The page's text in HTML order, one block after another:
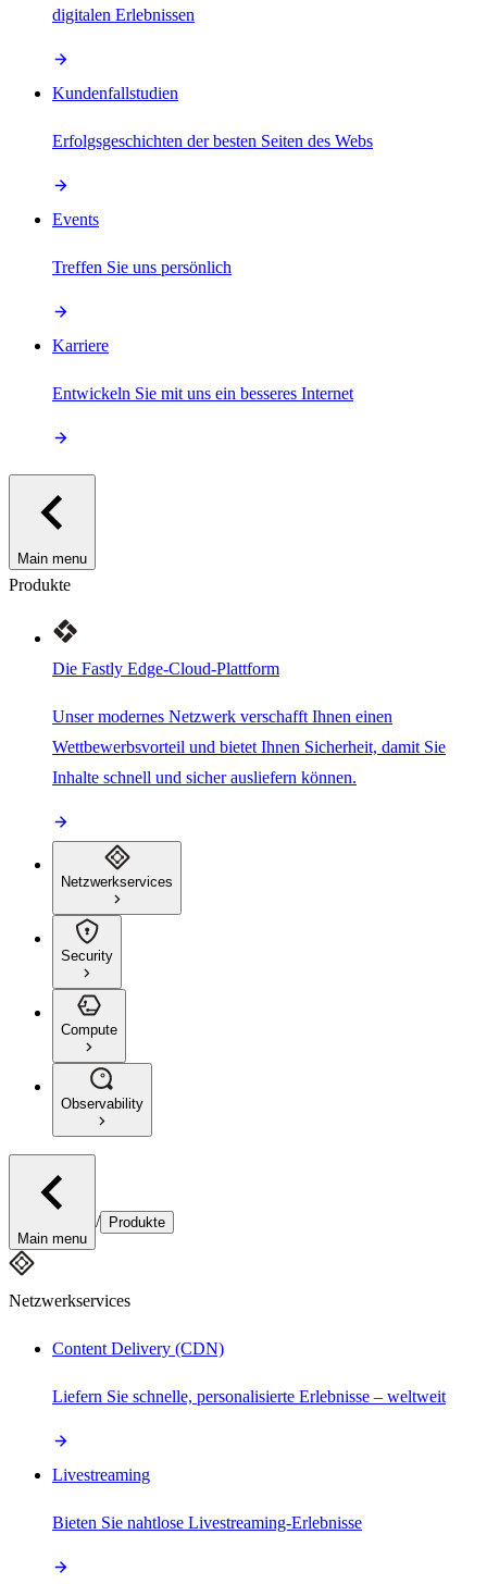
digitalen Erlebnissen
Kundenfallstudien
Erfolgsgeschichten der besten Seiten des Webs
Events
Treffen Sie uns persönlich
Karriere
Entwickeln Sie mit uns ein besseres Internet
Main menu
Produkte
Die Fastly Edge-Cloud-Plattform
Unser modernes Netzwerk verschafft Ihnen einen
Wettbewerbsvorteil und bietet Ihnen Sicherheit, damit Sie
Inhalte schnell und sicher ausliefern können.
Netzwerkservices
Security
Compute
Observability
Main menu
/ Produkte
Netzwerkservices
Content Delivery (CDN)
Liefern Sie schnelle, personalisierte Erlebnisse – weltweit
Livestreaming
Bieten Sie nahtlose Livestreaming-Erlebnisse